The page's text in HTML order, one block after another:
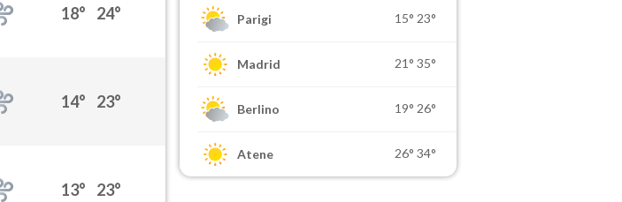
18° 24°
14° 23°
13° 23°
Parigi 15° 23°
Madrid 21° 35°
Berlino 19° 26°
Atene 26° 34°